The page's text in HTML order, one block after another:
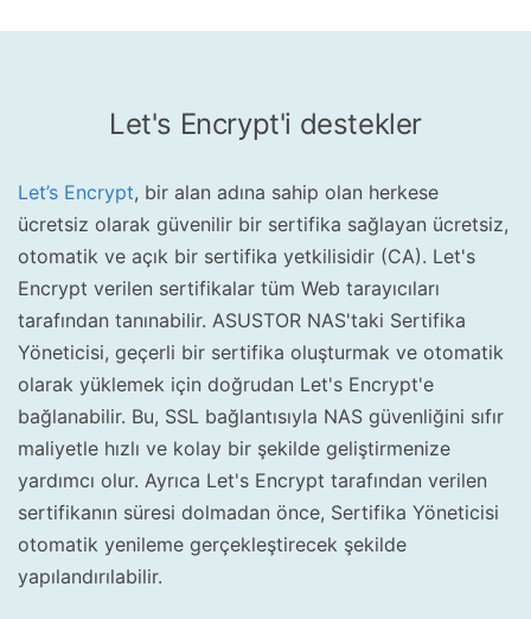
Let's Encrypt'i destekler
Let’s Encrypt, bir alan adına sahip olan herkese
ücretsiz olarak güvenilir bir sertifika sağlayan ücretsiz,
otomatik ve açık bir sertifika yetkilisidir (CA). Let's
Encrypt verilen sertifikalar tüm Web tarayıcıları
tarafından tanınabilir. ASUSTOR NAS'taki Sertifika
Yöneticisi, geçerli bir sertifika oluşturmak ve otomatik
olarak yüklemek için doğrudan Let's Encrypt'e
bağlanabilir. Bu, SSL bağlantısıyla NAS güvenliğini sıfır
maliyetle hızlı ve kolay bir şekilde geliştirmenize
yardımcı olur. Ayrıca Let's Encrypt tarafından verilen
sertifikanın süresi dolmadan önce, Sertifika Yöneticisi
otomatik yenileme gerçekleştirecek şekilde
yapılandırılabilir.